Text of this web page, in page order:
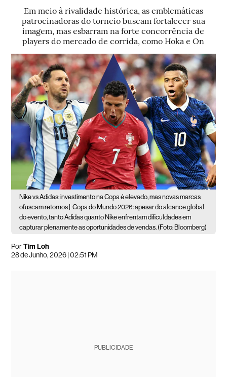
Em meio à rivalidade histórica, as emblemáticas
patrocinadoras do torneio buscam fortalecer sua
imagem, mas esbarram na forte concorrência de
players do mercado de corrida, como Hoka e On
Nike vs Adidas: investimento na Copa é elevado, mas novas marcas
ofuscam retornos |
Copa do Mundo 2026: apesar do alcance global
do evento, tanto Adidas quanto Nike enfrentam dificuldades em
capturar plenamente as oportunidades de vendas. (Foto: Bloomberg)
PorTim Loh
28 de Junho, 2026 | 02:51 PM
PUBLICIDADE